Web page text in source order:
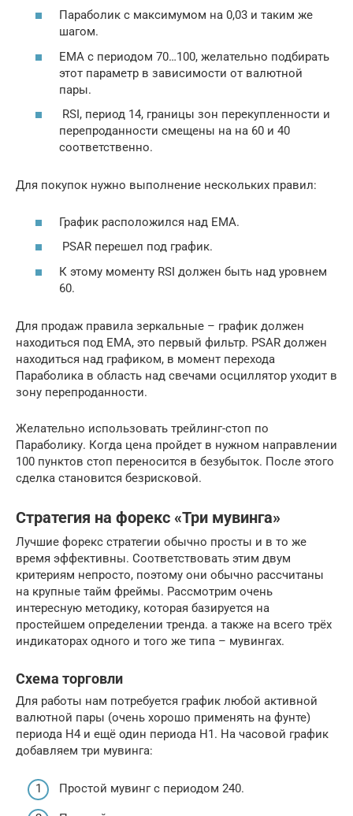
Параболик с максимумом на 0,03 и таким же
шагом.
ЕМА с периодом 70…100, желательно подбирать
этот параметр в зависимости от валютной
пары.
RSI, период 14, границы зон перекупленности и
перепроданности смещены на на 60 и 40
соответственно.
Для покупок нужно выполнение нескольких правил:
График расположился над ЕМА.
PSAR перешел под график.
К этому моменту RSI должен быть над уровнем
60.
Для продаж правила зеркальные – график должен
находиться под ЕМА, это первый фильтр. PSAR должен
находиться над графиком, в момент перехода
Параболика в область над свечами осциллятор уходит в
зону перепроданности.
Желательно использовать трейлинг-стоп по
Параболику. Когда цена пройдет в нужном направлении
100 пунктов стоп переносится в безубыток. После этого
сделка становится безрисковой.
Стратегия на форекс «Три мувинга»
Лучшие форекс стратегии обычно просты и в то же
время эффективны. Соответствовать этим двум
критериям непросто, поэтому они обычно рассчитаны
на крупные тайм фреймы. Рассмотрим очень
интересную методику, которая базируется на
простейшем определении тренда. а также на всего трёх
индикаторах одного и того же типа – мувингах.
Схема торговли
Для работы нам потребуется график любой активной
валютной пары (очень хорошо применять на фунте)
периода Н4 и ещё один периода Н1. На часовой график
добавляем три мувинга:
Простой мувинг с периодом 240.